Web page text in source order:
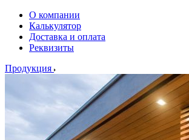
О компании
Калькулятор
Доставка и оплата
Реквизиты
Продукция